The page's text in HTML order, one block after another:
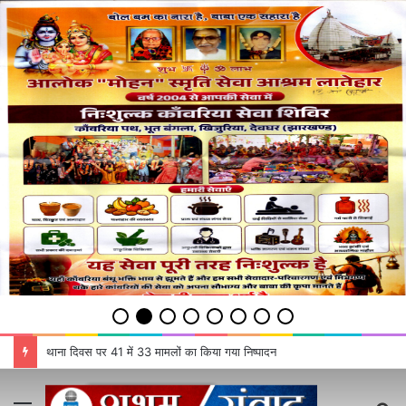
थाना दिवस पर 41 में 33 मामलों का किया गया निष्‍पादन
Menu